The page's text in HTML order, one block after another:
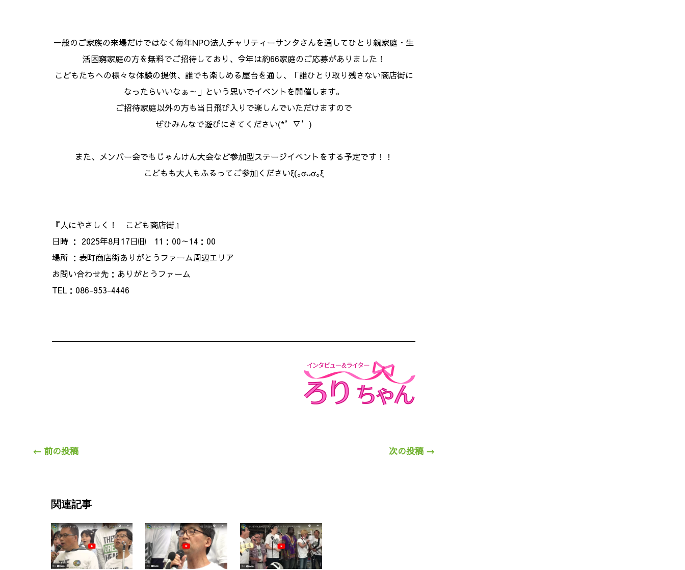
一般のご家族の来場だけではなく毎年NPO法人チャリティーサンタさんを通してひとり親家庭・生
活困窮家庭の方を無料でご招待しており、今年は約66家庭のご応募がありました！
こどもたちへの様々な体験の提供、誰でも楽しめる屋台を通し、「誰ひとり取り残さない商店街に
なったらいいなぁ～」という思いでイベントを開催します。
ご招待家庭以外の方も当日飛び入りで楽しんでいただけますので
ぜひみんなで遊びにきてください(*’▽’)
また、メンバー会でもじゃんけん大会など参加型ステージイベントをする予定です！！
こどもも大人もふるってご参加くださいξ(｡ơᴗơ｡ξ
『人にやさしく！ こども商店街』
日時 ： 2025年8月17日㈰ 11：00～14：00
場所 ：表町商店街ありがとうファーム周辺エリア
お問い合わせ先：ありがとうファーム
TEL：086-953-4446
← 前の投稿 次の投稿 →
関連記事